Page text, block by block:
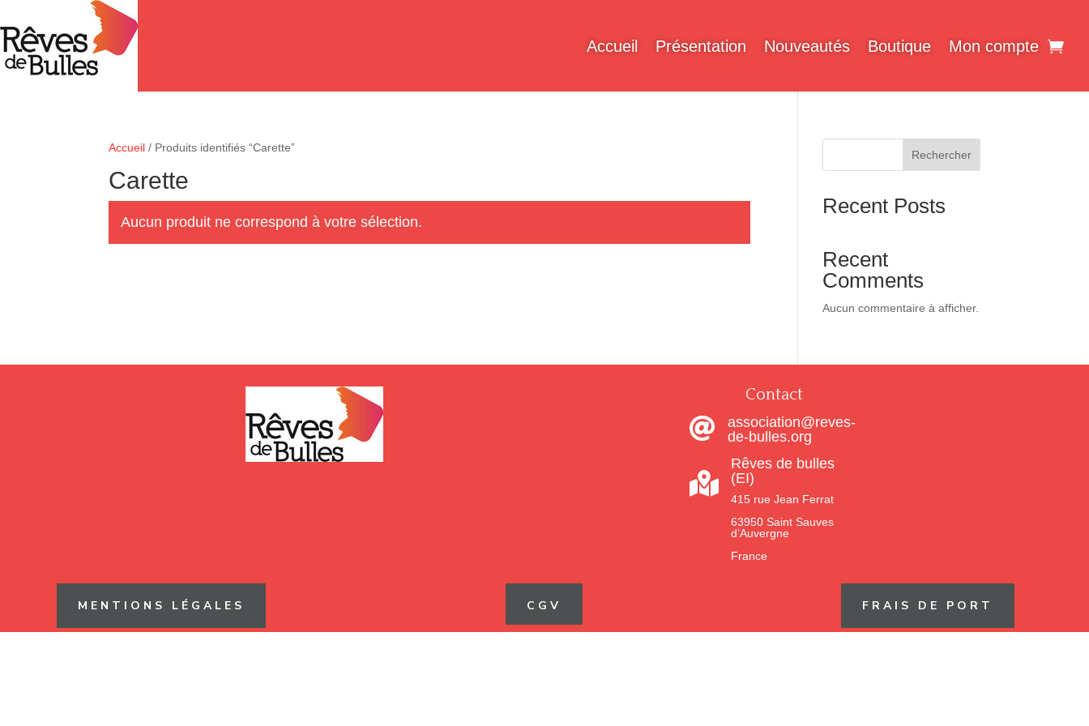
Accueil Présentation Nouveautés Boutique Mon compte
Accueil / Produits identifiés “Carette”
Carette
Aucun produit ne correspond à votre sélection.
Rechercher
Recent Posts
Recent
Comments
Aucun commentaire à afficher.
Contact

association@reves-
de-bulles.org

Rêves de bulles
(EI)
415 rue Jean Ferrat
63950 Saint Sauves
d’Auvergne
France
MENTIONS LÉGALES CGV FRAIS DE PORT